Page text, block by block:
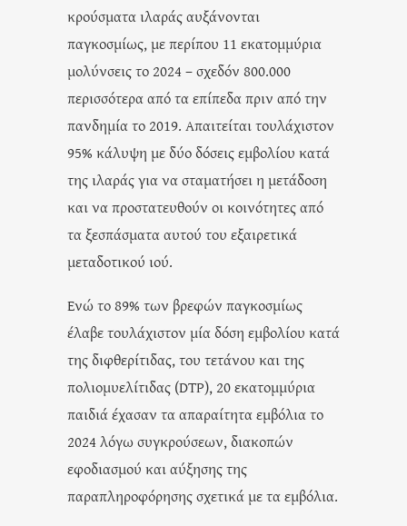
κρούσματα ιλαράς αυξάνονται
παγκοσμίως, με περίπου 11 εκατομμύρια
μολύνσεις το 2024 – σχεδόν 800.000
περισσότερα από τα επίπεδα πριν από την
πανδημία το 2019. Απαιτείται τουλάχιστον
95% κάλυψη με δύο δόσεις εμβολίου κατά
της ιλαράς για να σταματήσει η μετάδοση
και να προστατευθούν οι κοινότητες από
τα ξεσπάσματα αυτού του εξαιρετικά
μεταδοτικού ιού.
Ενώ το 89% των βρεφών παγκοσμίως
έλαβε τουλάχιστον μία δόση εμβολίου κατά
της διφθερίτιδας, του τετάνου και της
πολιομυελίτιδας (DTP), 20 εκατομμύρια
παιδιά έχασαν τα απαραίτητα εμβόλια το
2024 λόγω συγκρούσεων, διακοπών
εφοδιασμού και αύξησης της
παραπληροφόρησης σχετικά με τα εμβόλια.